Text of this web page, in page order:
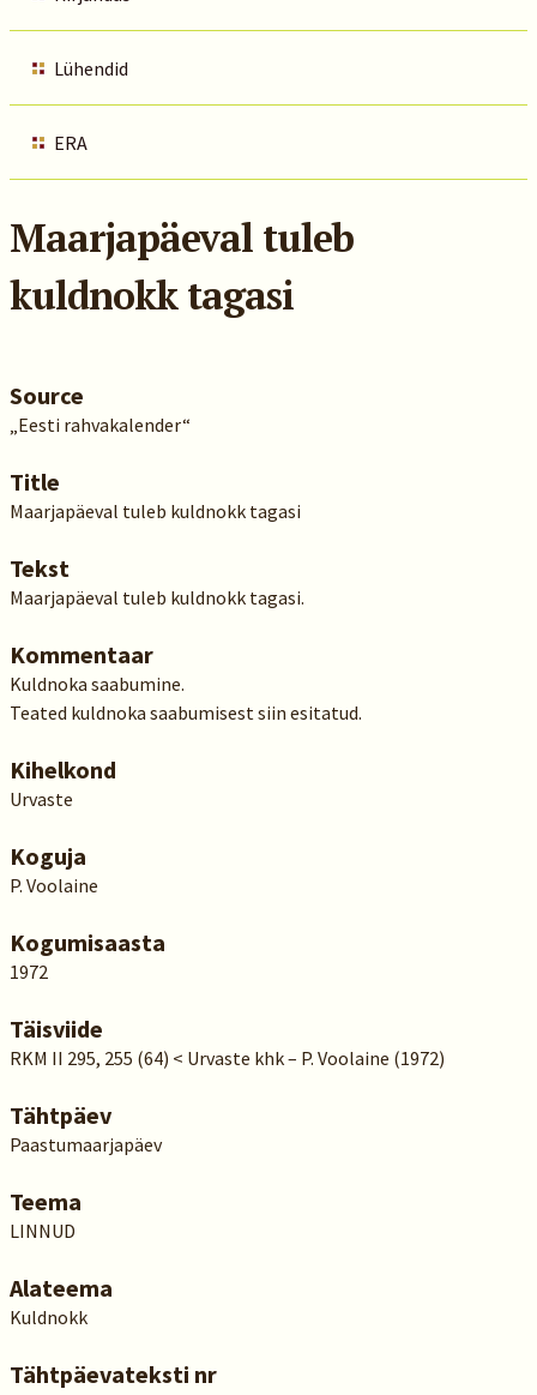
Lühendid
ERA
Maarjapäeval tuleb
kuldnokk tagasi
Source
„Eesti rahvakalender“
Title
Maarjapäeval tuleb kuldnokk tagasi
Tekst
Maarjapäeval tuleb kuldnokk tagasi.
Kommentaar
Kuldnoka saabumine.
Teated kuldnoka saabumisest siin esitatud.
Kihelkond
Urvaste
Koguja
P. Voolaine
Kogumisaasta
1972
Täisviide
RKM II 295, 255 (64) < Urvaste khk – P. Voolaine (1972)
Tähtpäev
Paastumaarjapäev
Teema
LINNUD
Alateema
Kuldnokk
Tähtpäevateksti nr